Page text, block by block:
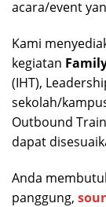
acara/event
Kami
kegiatan
(IHT),
sekolah/
Outbound
dapat
Anda
panggung,